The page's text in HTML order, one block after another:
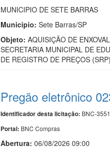
MUNICIPIO DE SETE BARRAS
Municipio: Sete Barras/SP
Objeto: AQUISIÇÃO DE
SECRETARIA MUNICIPAL DE
DE REGISTRO DE PREÇOS
Pregão eletrônico
Identificador desta licitação: BNC-
Portal: BNC Compras
Abertura: 06/08/2026 09:00